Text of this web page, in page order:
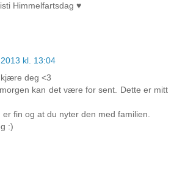
Himmelfartsdag ♥
kl. 13:04
deg <3
kan det være for sent. Dette er mitt
er fin og at du nyter den med familien.
:)